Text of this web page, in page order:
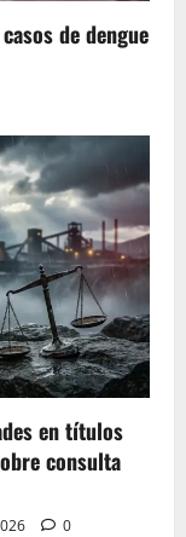
de dengue
en títulos
consulta
0